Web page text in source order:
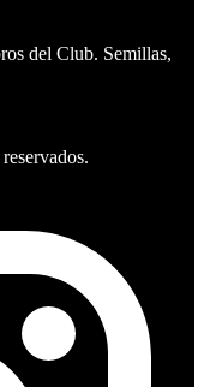
del Club. Semillas,